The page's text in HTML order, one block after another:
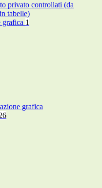
privato controllati (da
tabelle)
grafica 1
grafica